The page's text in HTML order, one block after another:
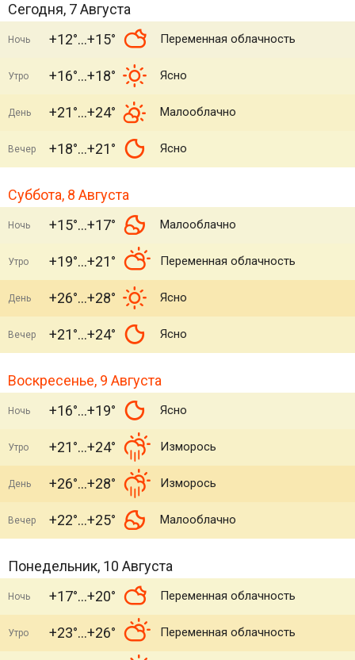
Сегодня, 7 Августа
Ночь +12° +15° Переменная облачность
Утро +16° +18° Ясно
День +21° +24° Малооблачно
Вечер +18° +21° Ясно
Суббота, 8 Августа
Ночь +15° +17° Малооблачно
Утро +19° +21° Переменная облачность
День +26° +28° Ясно
Вечер +21° +24° Ясно
Воскресенье, 9 Августа
Ночь +16° +19° Ясно
Утро +21° +24° Изморось
День +26° +28° Изморось
Вечер +22° +25° Малооблачно
Понедельник, 10 Августа
Ночь +17° +20° Переменная облачность
Утро +23° +26° Переменная облачность